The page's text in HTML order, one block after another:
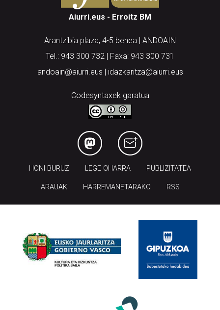
Aiurri.eus - Erroitz BM
Arantzibia plaza, 4-5 behea | ANDOAIN
Tel.: 943 300 732 | Faxa: 943 300 731
andoain@aiurri.eus | idazkaritza@aiurri.eus
Codesyntaxek garatua
HONI BURUZ LEGE OHARRA PUBLIZITATEA
ARAUAK HARREMANETARAKO RSS